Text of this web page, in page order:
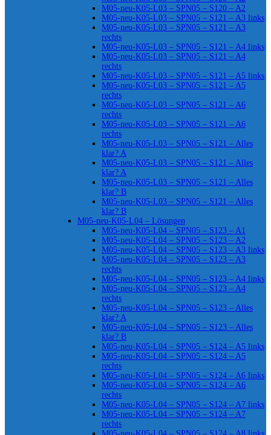
M05-neu-K05-L03 – SPN05 – S120 – A2
M05-neu-K05-L03 – SPN05 – S121 – A3 links
M05-neu-K05-L03 – SPN05 – S121 – A3
rechts
M05-neu-K05-L03 – SPN05 – S121 – A4 links
M05-neu-K05-L03 – SPN05 – S121 – A4
rechts
M05-neu-K05-L03 – SPN05 – S121 – A5 links
M05-neu-K05-L03 – SPN05 – S121 – A5
rechts
M05-neu-K05-L03 – SPN05 – S121 – A6
rechts
M05-neu-K05-L03 – SPN05 – S121 – A6
rechts
M05-neu-K05-L03 – SPN05 – S121 – Alles
klar? A
M05-neu-K05-L03 – SPN05 – S121 – Alles
klar? A
M05-neu-K05-L03 – SPN05 – S121 – Alles
klar? B
M05-neu-K05-L03 – SPN05 – S121 – Alles
klar? B
M05-neu-K05-L04 – Lösungen
M05-neu-K05-L04 – SPN05 – S123 – A1
M05-neu-K05-L04 – SPN05 – S123 – A2
M05-neu-K05-L04 – SPN05 – S123 – A3 links
M05-neu-K05-L04 – SPN05 – S123 – A3
rechts
M05-neu-K05-L04 – SPN05 – S123 – A4 links
M05-neu-K05-L04 – SPN05 – S123 – A4
rechts
M05-neu-K05-L04 – SPN05 – S123 – Alles
klar? A
M05-neu-K05-L04 – SPN05 – S123 – Alles
klar? B
M05-neu-K05-L04 – SPN05 – S124 – A5 links
M05-neu-K05-L04 – SPN05 – S124 – A5
rechts
M05-neu-K05-L04 – SPN05 – S124 – A6 links
M05-neu-K05-L04 – SPN05 – S124 – A6
rechts
M05-neu-K05-L04 – SPN05 – S124 – A7 links
M05-neu-K05-L04 – SPN05 – S124 – A7
rechts